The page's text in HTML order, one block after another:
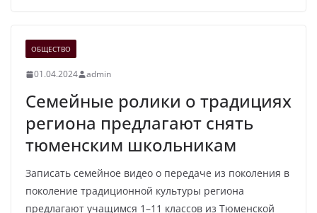
ОБЩЕСТВО
01.04.2024 admin
Семейные ролики о традициях
региона предлагают снять
тюменским школьникам
Записать семейное видео о передаче из поколения в
поколение традиционной культуры региона
предлагают учащимся 1–11 классов из Тюменской